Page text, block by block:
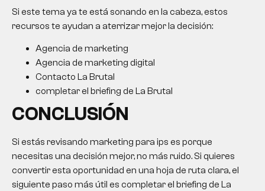
Si este tema ya te está sonando en la cabeza, estos
recursos te ayudan a aterrizar mejor la decisión:
Agencia de marketing
Agencia de marketing digital
Contacto La Brutal
completar el briefing de La Brutal
CONCLUSIÓN
Si estás revisando marketing para ips es porque
necesitas una decisión mejor, no más ruido. Si quieres
convertir esta oportunidad en una hoja de ruta clara, el
siguiente paso más útil es completar el briefing de La